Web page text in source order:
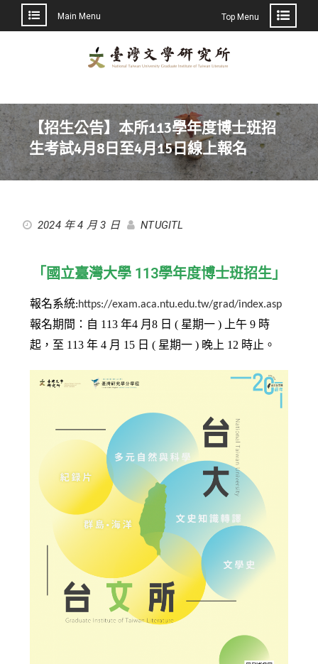
Main Menu Top Menu
【招生公告】本所113學年度博士班招
生考試4月8日至4月15日線上報名
2024 年 4 月 3 日 NTUGITL
「國立臺灣大學 113學年度博士班招生」
報名系統:https://exam.aca.ntu.edu.tw/grad/index.asp
報名期間：自 113 年4 月8 日 ( 星期一 ) 上午 9 時
起，至 113 年 4 月 15 日 ( 星期一 ) 晚上 12 時止。